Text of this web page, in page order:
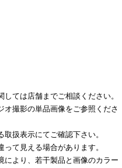
ては店舗までご相談ください。
撮影の単品画像をご参照くださ
扱表示にてご確認下さい。
て見える場合があります。
により、若干製品と画像のカラー